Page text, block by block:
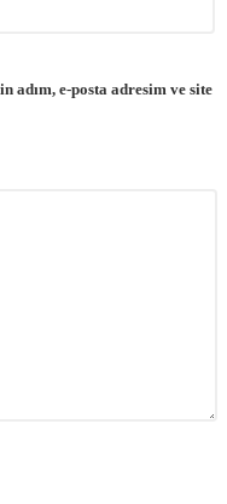
adım, e-posta adresim ve site